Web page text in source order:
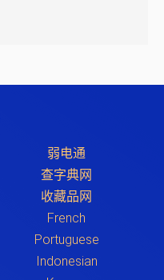
弱电通
查字典网
收藏品网
French
Portuguese
Indonesian